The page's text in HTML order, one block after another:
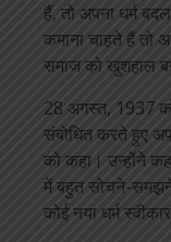
हैं, तो अपना धर्म
कमाना चाहते हैं तो
समाज को खुशहाल
28 अगस्त, 1937
संबोधित करते हुए
को कहा। उन्होंने
में बहुत सोचने-
कोई नया धर्म